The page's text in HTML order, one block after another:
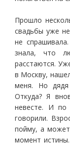
Прошло
свадьбы уже
не
знала, что
расстаются.
в Москву,
меня. Но дядя
Откуда? Я
невесте. И по
говорили.
пойму, а
момент